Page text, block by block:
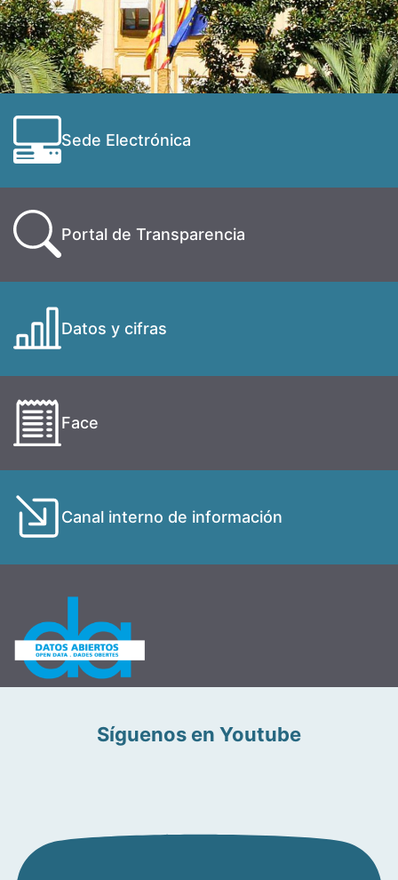
Sede Electrónica
Portal de Transparencia
Datos y cifras
Face
Canal interno de información
Síguenos en Youtube